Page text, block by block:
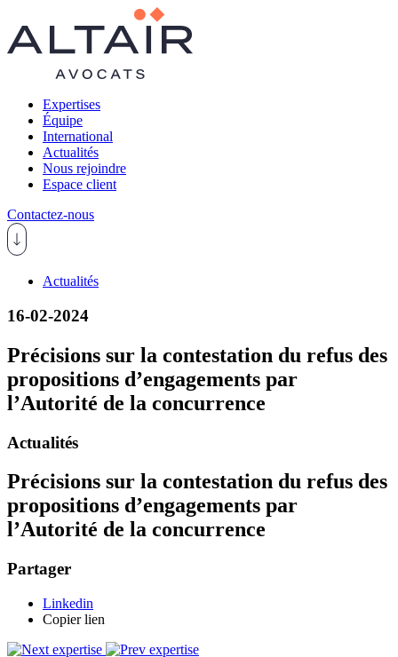
Expertises
Équipe
International
Actualités
Nous rejoindre
Espace client
Contactez-nous
Actualités
16-02-2024
Précisions sur la contestation du refus des
propositions d’engagements par
l’Autorité de la concurrence
Actualités
Précisions sur la contestation du refus des
propositions d’engagements par
l’Autorité de la concurrence
Partager
Linkedin
Copier lien